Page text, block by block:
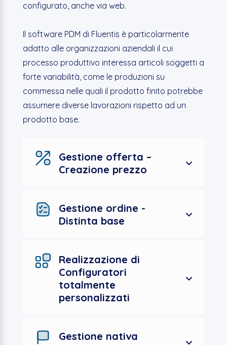
configurato, anche via web.
Il software PDM di Fluentis è particolarmente
adatto alle organizzazioni aziendali il cui
processo produttivo interessa articoli soggetti a
forte variabilità, come le produzioni su
commessa nelle quali il prodotto finito potrebbe
assumere diverse lavorazioni rispetto ad un
prodotto base.
Gestione offerta –
Creazione prezzo
Gestione ordine -
Distinta base
Realizzazione di
Configuratori
totalmente
personalizzati
Gestione nativa